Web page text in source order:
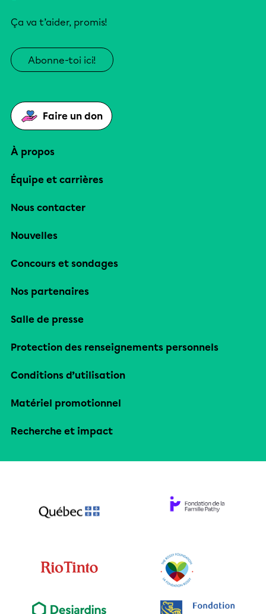
Ça va t’aider, promis!
Abonne-toi ici!
Faire un don
À propos
Équipe et carrières
Nous contacter
Nouvelles
Concours et sondages
Nos partenaires
Salle de presse
Protection des renseignements personnels
Conditions d’utilisation
Matériel promotionnel
Recherche et impact